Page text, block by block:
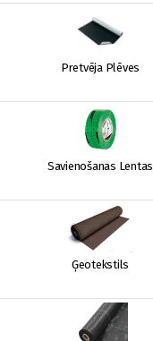
Pretvēja Plēves
Savienošanas Lentas
Ģeotekstils